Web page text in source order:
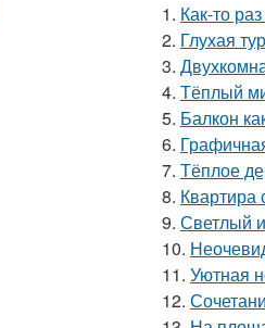
1. Как-то
2. Глухая
3.
4. Тёплый
5. Балкон
6.
7. Тёплое
8. Квартира
9. Светлый
10.
11. Уютная
12.